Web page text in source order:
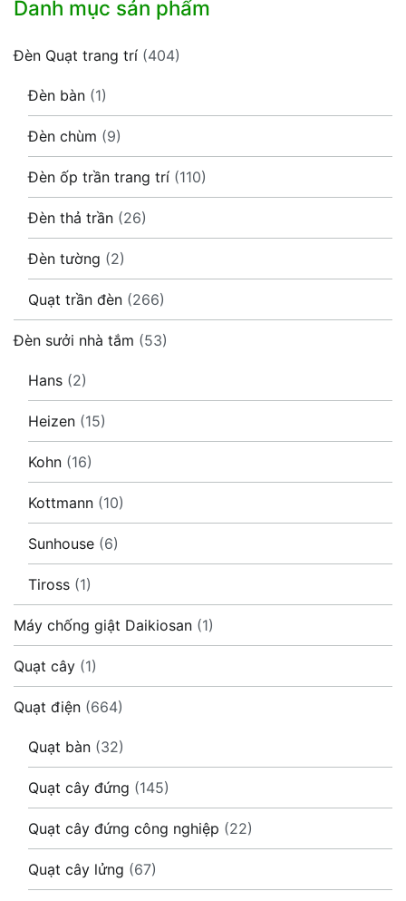
Danh mục sản phẩm
Đèn Quạt trang trí (404)
Đèn bàn (1)
Đèn chùm (9)
Đèn ốp trần trang trí (110)
Đèn thả trần (26)
Đèn tường (2)
Quạt trần đèn (266)
Đèn sưởi nhà tắm (53)
Hans (2)
Heizen (15)
Kohn (16)
Kottmann (10)
Sunhouse (6)
Tiross (1)
Máy chống giật Daikiosan (1)
Quạt cây (1)
Quạt điện (664)
Quạt bàn (32)
Quạt cây đứng (145)
Quạt cây đứng công nghiệp (22)
Quạt cây lửng (67)